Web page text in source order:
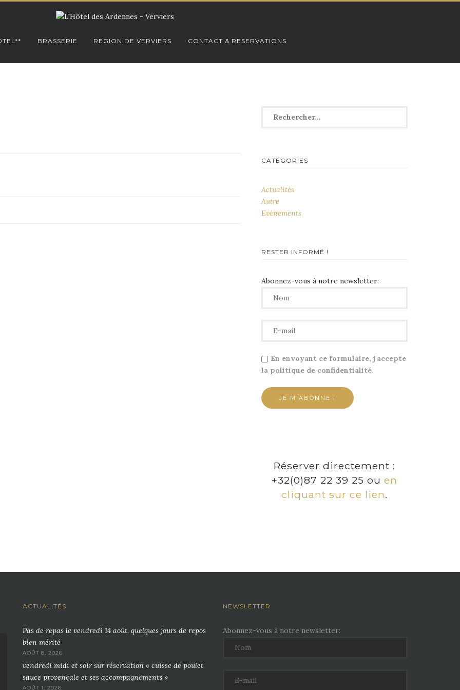
BRASSERIE REGION DE VERVIERS CONTACT & RESERVATIONS
CATÉGORIES
Actualités
Autre
Evénements
RESTER INFORMÉ !
Abonnez-vous à notre newsletter:
En envoyant ce formulaire, j'accepte
la politique de confidentialité.
Réserver directement :
+32(0)87 22 39 25 ou en
cliquant sur ce lien.
ACTUALITÉS
Pas de repas le vendredi 14 août, quelques jours de repos
bien mérité
AOÛT 8, 2026
vendredi midi et soir sur réservation « cuisse de poulet
sauce provençale et ses accompagnements »
AOÛT 1, 2026
NEWSLETTER
Abonnez-vous à notre newsletter: